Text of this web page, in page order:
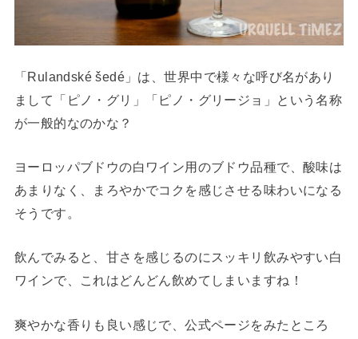
「Rulandské šedé」は、世界中で様々な呼び名があり
まして「ピノ・グリ」「ピノ・グリージョ」という名称
が一般的なのかな？
ヨーロッパブドウの白ワイン用のブドウ品種で、酸味は
あまりなく、まろやかでコクを感じさせる味わいになる
そうです。
飲んでみると、甘さを感じるのにスッキリ飲みやすい白
ワインで、これはどんどん飲めてしまいますね！
爽やかな香りも良い感じで、公式ページをみたところ